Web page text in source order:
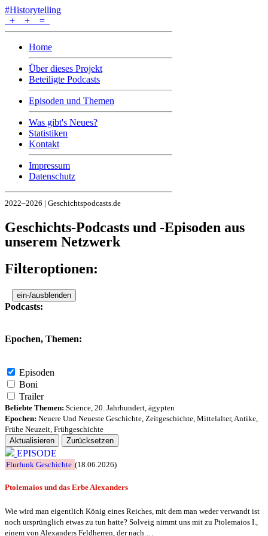
#Historytelling
+
+ =
Home
Über dieses Projekt
Beteiligte Podcasts
Episoden und Themen
Was gibt's Neues?
Statistiken
Kontakt
Impressum
Datenschutz
2022–2026 | Geschichtspodcasts.de
Geschichts-Podcasts und -Episoden aus
unserem Netzwerk
Filteroptionen:
ein-/ausblenden
Podcasts:
Epochen, Themen:
Episoden
Boni
Trailer
Beliebte Themen: Science 20. Jahrhundert ägypten
Epochen: Neuere Und Neueste Geschichte Zeitgeschichte Mittelalter, Antike
Frühe Neuzeit Frühgeschichte
Aktualisieren
Zurücksetzen
EPISODE
Flurfunk Geschichte (18.06.2026)
Ptolemaios und das Erbe Alexanders
Wie wird man eigentlich König eines Reiches, mit dem man weder verwandt ist
noch ursprünglich etwas zu tun hatte? Solveig nimmt uns mit zu Ptolemaios I.,
einem von Alexanders Feldherren, der nach …